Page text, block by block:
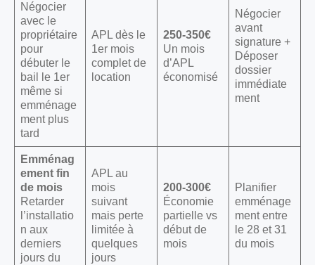
Négocier
avec le
propriétaire
pour
débuter le
bail le 1er
même si
emménage
ment plus
tard
APL dès le
1er mois
complet de
location
250-350€
Un mois
d’APL
économisé
Négocier
avant
signature +
Déposer
dossier
immédiate
ment
Emménag
ement fin
de mois
Retarder
l’installatio
n aux
derniers
jours du
APL au
mois
suivant
mais perte
limitée à
quelques
jours
200-300€
Économie
partielle vs
début de
mois
Planifier
emménage
ment entre
le 28 et 31
du mois